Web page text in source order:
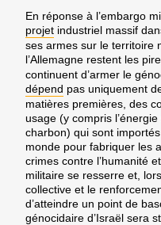
En réponse à l’embargo
projet industriel massif
ses armes sur le territoire
l’Allemagne restent les
continuent d’armer le
dépend pas uniquement
matières premières, des
usage (y compris
charbon) qui sont
monde pour fabriquer les
crimes contre l’humanité
militaire se resserre et,
collective et le
d’atteindre un point de
génocidaire d’Israël sera